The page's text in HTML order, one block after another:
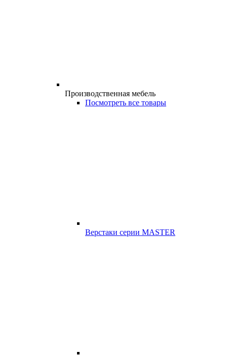
Производственная мебель
Посмотреть все товары
Верстаки серии MASTER